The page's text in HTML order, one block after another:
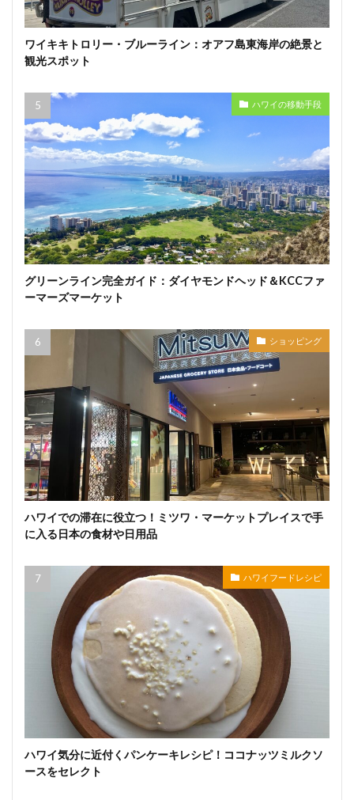
ワイキキトロリー・ブルーライン：オアフ島東海岸の絶景と
観光スポット
ハワイの移動手段
グリーンライン完全ガイド：ダイヤモンドヘッド＆KCCファ
ーマーズマーケット
ショッピング
ハワイでの滞在に役立つ！ミツワ・マーケットプレイスで手
に入る日本の食材や日用品
ハワイフードレシピ
ハワイ気分に近付くパンケーキレシピ！ココナッツミルクソ
ースをセレクト